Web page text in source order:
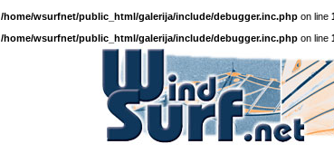
/home/wsurfnet/public_html/galerija/include/debugger.inc.php on line
/home/wsurfnet/public_html/galerija/include/debugger.inc.php on line